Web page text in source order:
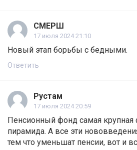
СМЕРШ
17 июля 2024 21:10
Новый этап борьбы с бедными.
Ответить
Рустам
17 июля 2024 20:59
Пенсионный фонд самая крупная
пирамида. А все эти
тем что уменьшат пенсии, вот и